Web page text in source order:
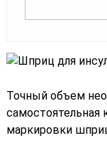
Точный объем
самостоятельная
маркировки